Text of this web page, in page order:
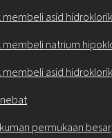
membeli asid
membeli natrium
membeli asid
permukaan besar